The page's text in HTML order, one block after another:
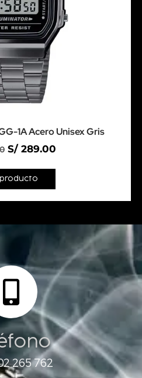
1A Acero Unisex Gris
S/289.00
producto
265 762